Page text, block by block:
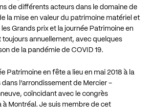
de différents acteurs dans le domaine de
la mise en valeur du patrimoine matériel et
Grands prix et la journée Patrimoine en
annuellement, avec quelques
de la pandémie de COVID 19.
Patrimoine en fête a lieu en mai 2018 à la
l’arrondissement de Mercier –
coïncidant avec le congrès
à Montréal. Je suis membre de cet